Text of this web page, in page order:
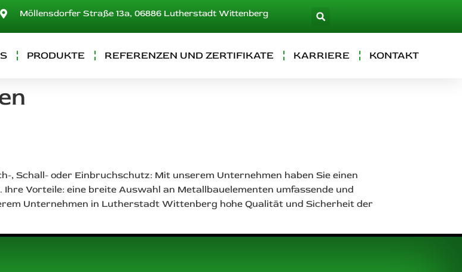
Möllensdorfer Straße 13a, 06886 Lutherstadt Wittenberg
PRODUKTE REFERENZEN UND ZERTIFIKATE KARRIERE KONTAKT
, Schall- oder Einbruchschutz: Mit unserem Unternehmen haben Sie einen
Vorteile: eine breite Auswahl an Metallbauelementen umfassende und
Unternehmen in Lutherstadt Wittenberg hohe Qualität und Sicherheit der